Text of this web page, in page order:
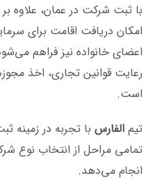
با ثبت شرکت در عمان، علاوه
امکان دریافت اقامت برای
اعضای خانواده نیز فراهم
رعایت قوانین تجاری، اخذ
است.
تیم الفارس با تجربه در زمینه
تمامی مراحل از انتخاب نوع
انجام می‌دهد.